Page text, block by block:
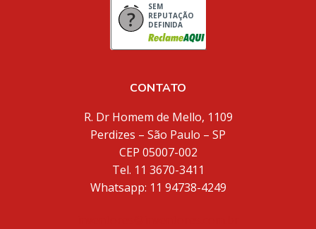
SEM
REPUTAÇÃO
DEFINIDA
CONTATO
R. Dr Homem de Mello, 1109
Perdizes – São Paulo – SP
CEP 05007-002
Tel. 11 3670-3411
Whatsapp: 11 94738-4249